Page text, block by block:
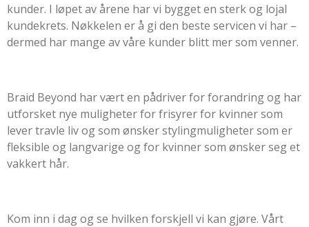
kunder. I løpet av årene har vi bygget en sterk og lojal
kundekrets. Nøkkelen er å gi den beste servicen vi har –
dermed har mange av våre kunder blitt mer som venner.
Braid Beyond har vært en pådriver for forandring og har
utforsket nye muligheter for frisyrer for kvinner som
lever travle liv og som ønsker stylingmuligheter som er
fleksible og langvarige og for kvinner som ønsker seg et
vakkert hår.
Kom inn i dag og se hvilken forskjell vi kan gjøre. Vårt